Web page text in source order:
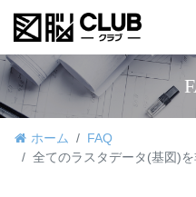
ホーム
FAQ
全てのラスタデータ(基図)